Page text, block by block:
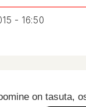
- 16:50
on tasuta,